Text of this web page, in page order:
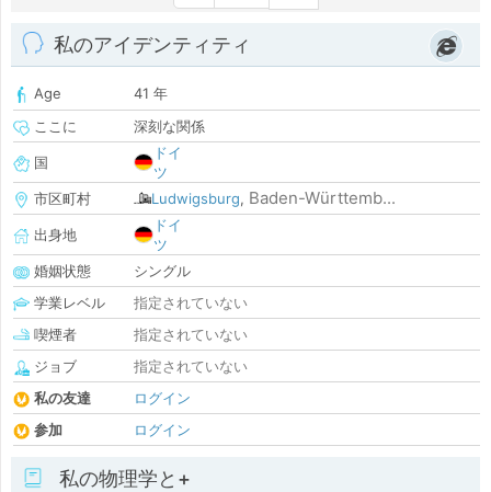
私のアイデンティティ
Age
41 年
ここに
深刻な関係
国
ドイ
ツ
市区町村
Ludwigsburg, Baden-Württemb...
出身地
ドイ
ツ
婚姻状態
シングル
学業レベル
指定されていない
喫煙者
指定されていない
ジョブ
指定されていない
私の友達
ログイン
参加
ログイン
私の物理学と+